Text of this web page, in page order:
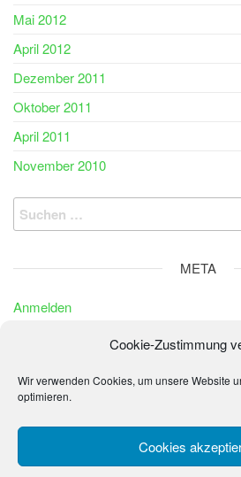
Cookie-Zustimmung
Wir verwenden Cookies, um unsere Website
optimieren.
Cookies
Mai 2012
April 2012
Dezember 2011
Oktober 2011
April 2011
November 2010
Suchen
nach:
META
Anmelden
WordPress.org
© 2026 - La Sonrisa de los